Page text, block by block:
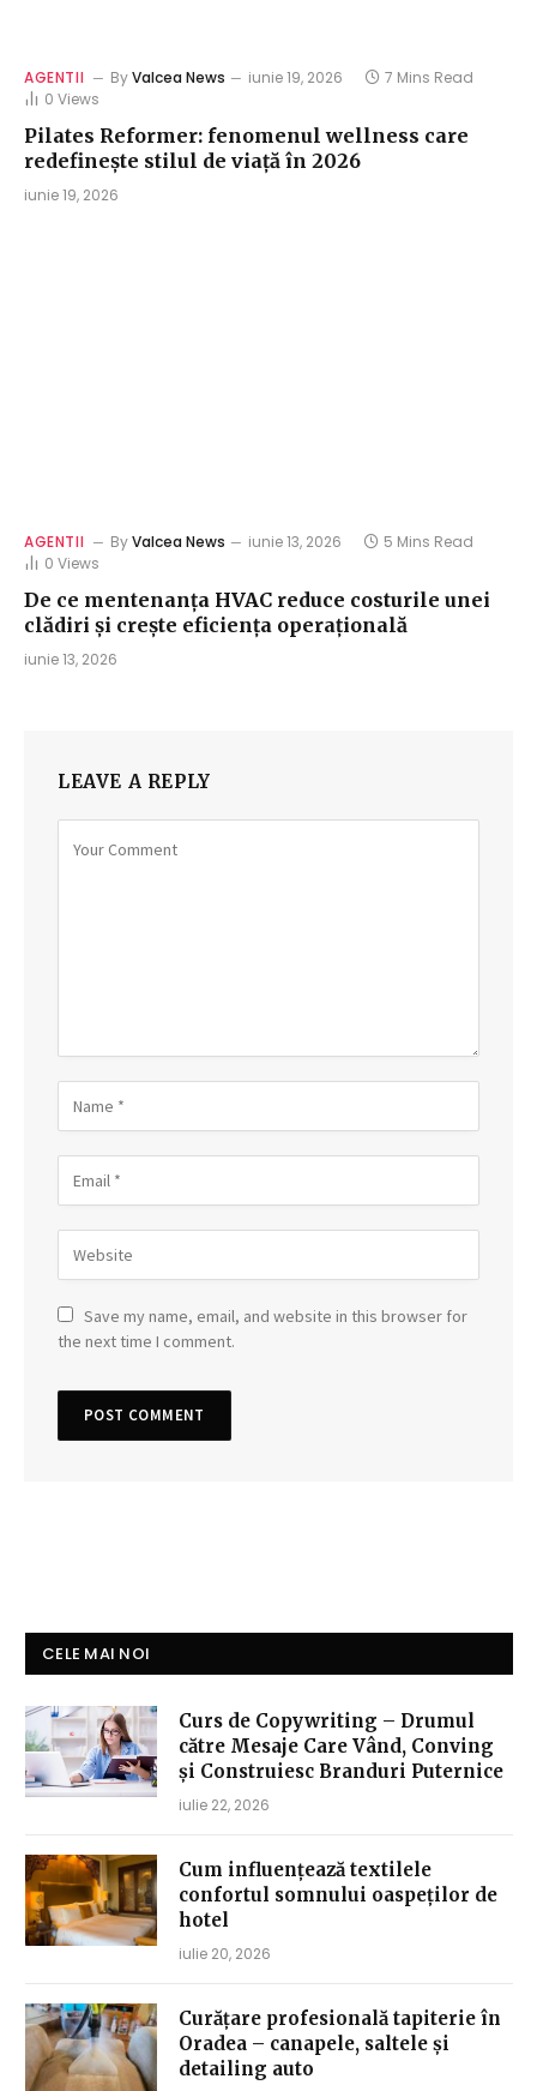
AGENTII ByValcea News iunie 19, 2026
7 Mins Read
0 Views
Pilates Reformer: fenomenul wellness care
redefinește stilul de viață în 2026
iunie 19, 2026
AGENTII ByValcea News iunie 13, 2026
5 Mins Read
0 Views
De ce mentenanța HVAC reduce costurile unei
clădiri și crește eficiența operațională
iunie 13, 2026
LEAVE A REPLY
Save my name, email, and website in this browser for
the next time I comment.
CELE MAI NOI
Curs de Copywriting – Drumul
către Mesaje Care Vând, Conving
și Construiesc Branduri Puternice
iulie 22, 2026
Cum influențează textilele
confortul somnului oaspeților de
hotel
iulie 20, 2026
Curățare profesională tapiterie în
Oradea – canapele, saltele și
detailing auto